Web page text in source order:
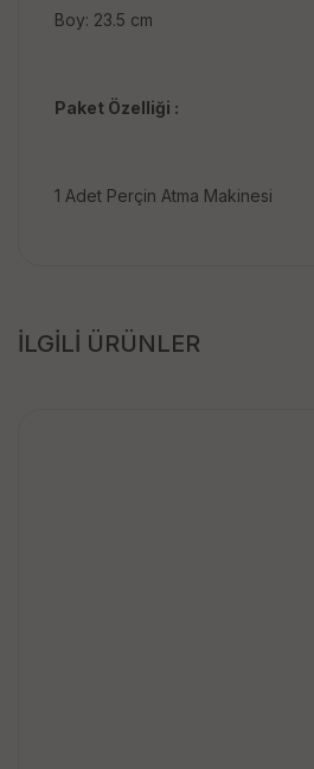
Boy: 23.5 cm
Paket Özelliği :
1 Adet Perçin Atma Makinesi
İLGİLİ ÜRÜNLER